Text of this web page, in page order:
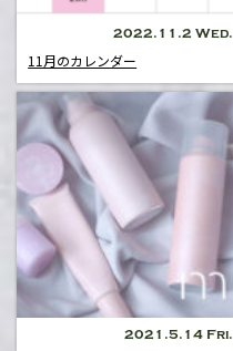
2022.11.2 Wed.
11月のカレンダー
2021.5.14 Fri.